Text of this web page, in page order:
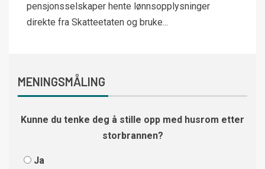
pensjonsselskaper hente lønnsopplysninger
direkte fra Skatteetaten og bruke...
MENINGSMÅLING
Kunne du tenke deg å stille opp med husrom etter
storbrannen?
Ja